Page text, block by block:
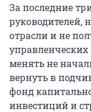
За последние
руководителей,
отрасли и не
менять не
вернуть в
фонд
инвестиций и